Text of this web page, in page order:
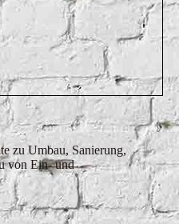
zu Umbau, Sanierung,
von Ein- und